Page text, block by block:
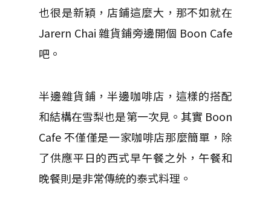
也很是新穎，店鋪這麼大，那不如就在
Jarern Chai 雜貨鋪旁邊開個 Boon Cafe
吧。
半邊雜貨鋪，半邊咖啡店，這樣的搭配
和結構在雪梨也是第一次見。其實 Boon
Cafe 不僅僅是一家咖啡店那麼簡單，除
了供應平日的西式早午餐之外，午餐和
晚餐則是非常傳統的泰式料理。